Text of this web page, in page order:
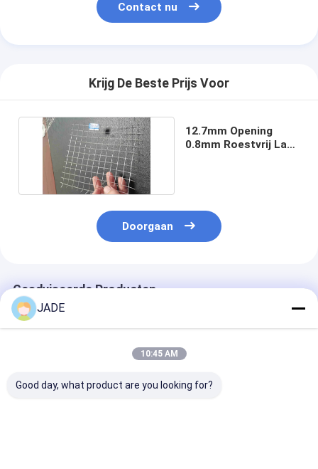
Contact nu
Krijg De Beste Prijs Voor
12.7mm Opening
0.8mm Roestvrij Las
Doorgaan
Geadviseerde Producten
JADE
10:45 AM
Good day, what product are you looking for?